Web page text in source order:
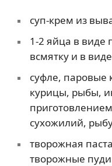
суп-крем из
1-2 яйца в виде
всмятку и в
суфле, паровые
курицы, рыбы,
сухожилий,
творожная
творожные